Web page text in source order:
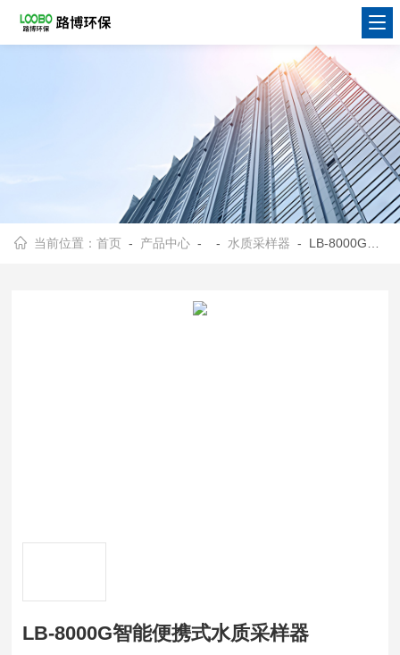
当前位置：首页 - 产品中心 - - 水质采样器 - LB-8000G智能便携式水质采样器
LB-8000G智能便携式水质采样器